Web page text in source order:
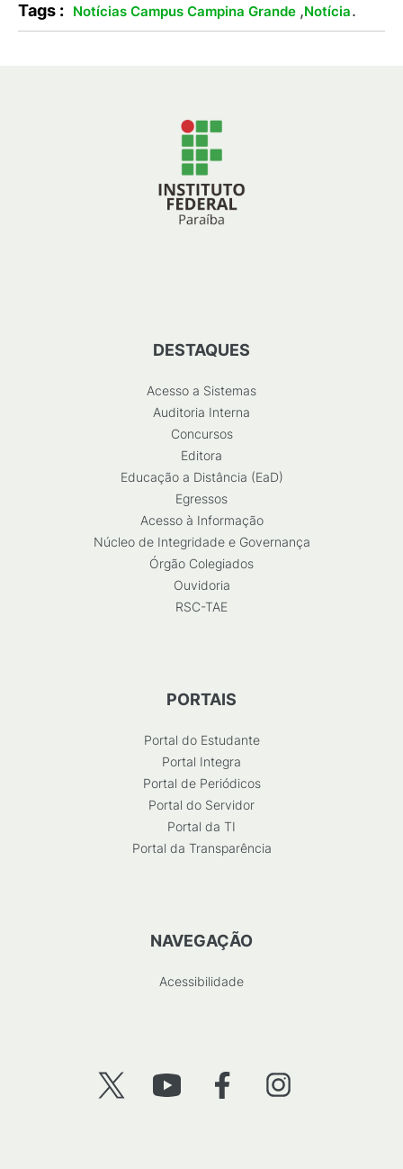
Tags : Notícias Campus Campina Grande ,Notícia.
DESTAQUES
Acesso a Sistemas
Auditoria Interna
Concursos
Editora
Educação a Distância (EaD)
Egressos
Acesso à Informação
Núcleo de Integridade e Governança
Órgão Colegiados
Ouvidoria
RSC-TAE
PORTAIS
Portal do Estudante
Portal Integra
Portal de Periódicos
Portal do Servidor
Portal da TI
Portal da Transparência
NAVEGAÇÃO
Acessibilidade